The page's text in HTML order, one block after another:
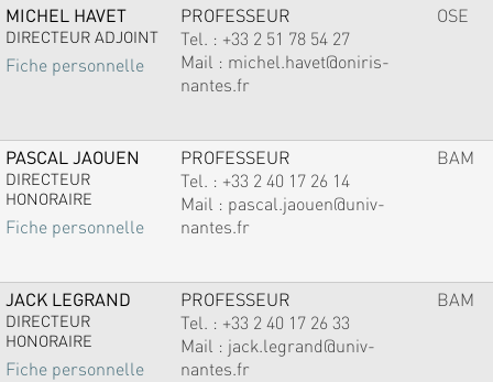
MICHEL HAVET
DIRECTEUR ADJOINT
Fiche personnelle
PROFESSEUR
Tel. : +33 2 51 78 54 27
Mail : michel.havet@oniris-
nantes.fr
OSE
PASCAL JAOUEN
DIRECTEUR
HONORAIRE
Fiche personnelle
PROFESSEUR
Tel. : +33 2 40 17 26 14
Mail : pascal.jaouen@univ-
nantes.fr
BAM
JACK LEGRAND
DIRECTEUR
HONORAIRE
Fiche personnelle
PROFESSEUR
Tel. : +33 2 40 17 26 33
Mail : jack.legrand@univ-
nantes.fr
BAM